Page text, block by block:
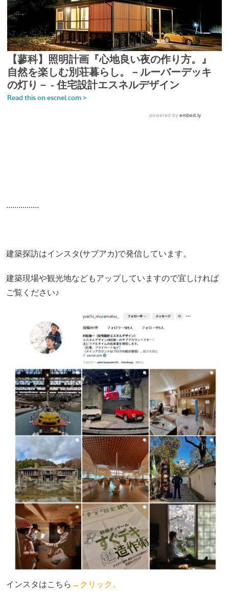
................
建築探訪はインスタ(サブアカ)で発信しています。
建築現場や観光地などもアップしていますので宜しければ
ご覧ください♪
インスタはこちら →クリック。